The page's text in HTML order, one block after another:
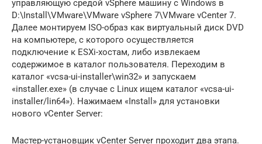
управляющую средой vSphere машину с Windows в
D:\Install\VMware\VMware vSphere 7\VMware vCenter 7.
Далее монтируем ISO-образ как виртуальный диск DVD
на компьютере, с которого осуществляется
подключение к ESXi-хостам, либо извлекаем
содержимое в каталог пользователя. Переходим в
каталог «vcsa-ui-installer\win32» и запускаем
«installer.exe» (в случае с Linux ищем каталог «vcsa-ui-
installer/lin64»). Нажимаем «Install» для установки
нового vCenter Server:
Мастер-установщик vCenter Server проходит два этапа.